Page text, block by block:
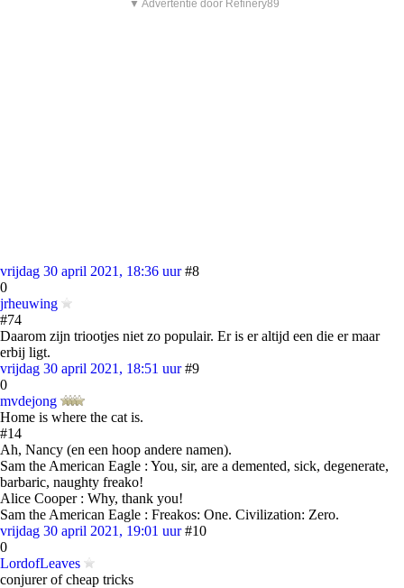
▼ Advertentie door Refinery89
vrijdag 30 april 2021, 18:36 uur #8
0
jrheuwing
#74
Daarom zijn triootjes niet zo populair. Er is er altijd een die er maar
erbij ligt.
vrijdag 30 april 2021, 18:51 uur #9
0
mvdejong
Home is where the cat is.
#14
Ah, Nancy (en een hoop andere namen).
Sam the American Eagle : You, sir, are a demented, sick, degenerate,
barbaric, naughty freako!
Alice Cooper : Why, thank you!
Sam the American Eagle : Freakos: One. Civilization: Zero.
vrijdag 30 april 2021, 19:01 uur #10
0
LordofLeaves
conjurer of cheap tricks